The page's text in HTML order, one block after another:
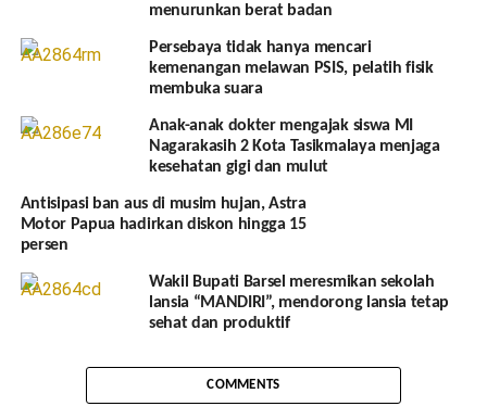
menurunkan berat badan
Persebaya tidak hanya mencari
kemenangan melawan PSIS, pelatih fisik
membuka suara
Anak-anak dokter mengajak siswa MI
Nagarakasih 2 Kota Tasikmalaya menjaga
kesehatan gigi dan mulut
Antisipasi ban aus di musim hujan, Astra
Motor Papua hadirkan diskon hingga 15
persen
Wakil Bupati Barsel meresmikan sekolah
lansia “MANDIRI”, mendorong lansia tetap
sehat dan produktif
COMMENTS